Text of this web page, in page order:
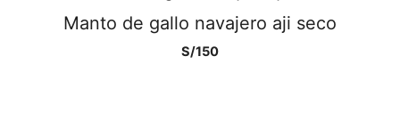
Manto de gallo navajero aji seco
S/150